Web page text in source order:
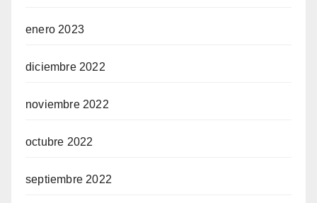
enero 2023
diciembre 2022
noviembre 2022
octubre 2022
septiembre 2022